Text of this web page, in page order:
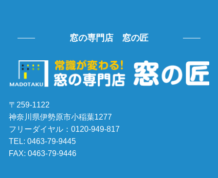
窓の専門店 窓の匠
〒259-1122
神奈川県伊勢原市小稲葉1277
フリーダイヤル：0120-949-817
TEL: 0463-79-9445
FAX: 0463-79-9446